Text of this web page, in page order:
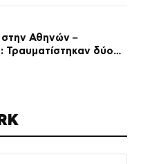
στην Αθηνών –
Τραυματίστηκαν δύο